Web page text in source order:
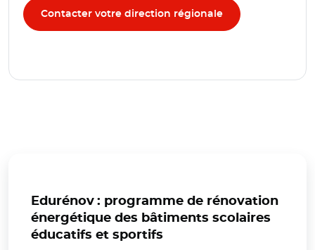
Contacter votre direction régionale
Edurénov : programme de rénovation
énergétique des bâtiments scolaires
éducatifs et sportifs